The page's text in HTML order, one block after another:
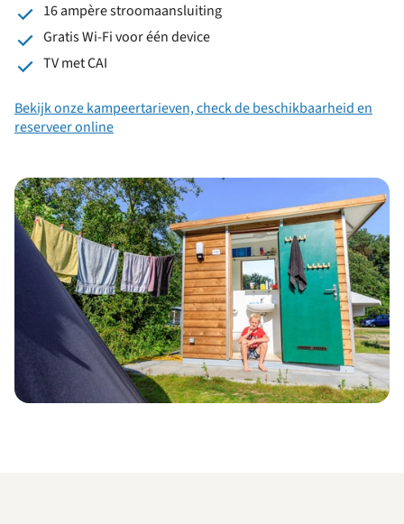
16 ampère stroomaansluiting
Gratis Wi-Fi voor één device
TV met CAI
Bekijk onze kampeertarieven, check de beschikbaarheid en
reserveer online